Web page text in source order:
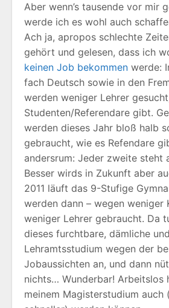
Aber wenn’s tausende vor mir
werde ich es wohl auch
Ach ja, apropos schlechte
gehört und gelesen, dass ich
keinen Job bekommen werde:
fach Deutsch sowie in den
werden weniger Lehrer
Studenten/Referendare gibt.
werden dieses Jahr bloß halb
gebraucht, wie es Refendare
andersrum: Jeder zweite steht
Besser wirds in Zukunft aber
2011 läuft das 9-Stufige
werden dann – wegen weniger
weniger Lehrer gebraucht. Da
dieses furchtbare, dämliche
Lehramtsstudium wegen der
Jobaussichten an, und dann
nichts… Wunderbar! Arbeitslos
meinem Magisterstudium auch